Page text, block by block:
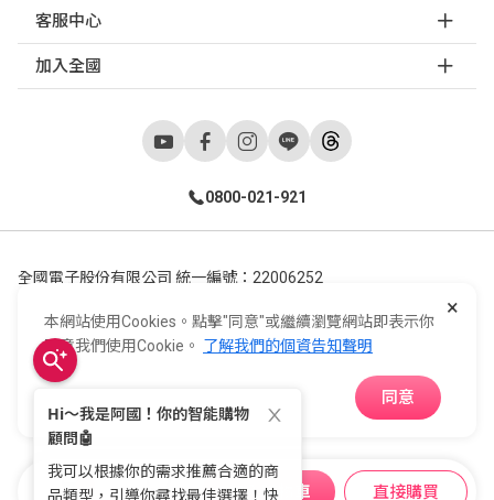
客服中心
加入全國
0800-021-921
全國電子股份有限公司 統一編號：22006252
Copyright ©2026© E-Life Co., Ltd. All Rights Reserved.
加入購物車 直接購買
×
本網站使用Cookies。點擊"同意"或繼續瀏覽網站即表示你
同意我們使用Cookie。 了解我們的個資告知聲明
同意